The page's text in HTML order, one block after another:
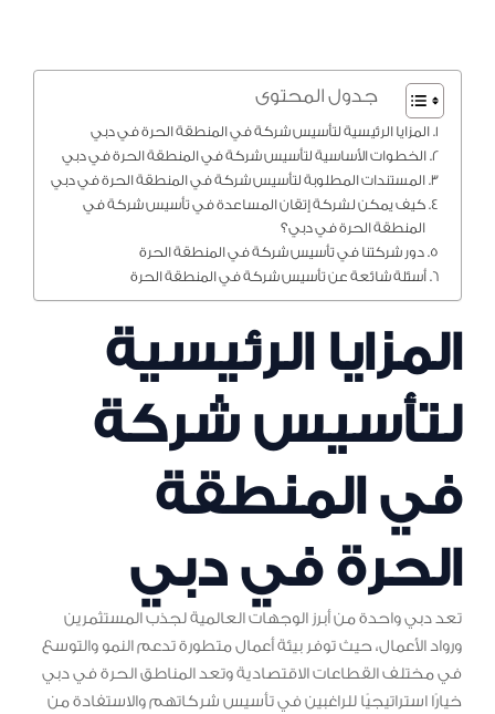
جدول المحتوى
المزايا الرئيسية لتأسيس شركة في المنطقة الحرة في دبي
الخطوات الأساسية لتأسيس شركة في المنطقة الحرة في دبي
المستندات المطلوبة لتأسيس شركة في المنطقة الحرة في دبي
كيف يمكن لشركة إتقان المساعدة في تأسيس شركة في
المنطقة الحرة في دبي؟
دور شركتنا في تأسيس شركة في المنطقة الحرة
أسئلة شائعة عن تأسيس شركة في المنطقة الحرة
المزايا الرئيسية
لتأسيس شركة
في المنطقة
الحرة في دبي
تعد دبي واحدة من أبرز الوجهات العالمية لجذب المستثمرين
ورواد الأعمال، حيث توفر بيئة أعمال متطورة تدعم النمو والتوسع
في مختلف القطاعات الاقتصادية وتعد المناطق الحرة في دبي
خيارًا استراتيجيًا للراغبين في تأسيس شركاتهم والاستفادة من